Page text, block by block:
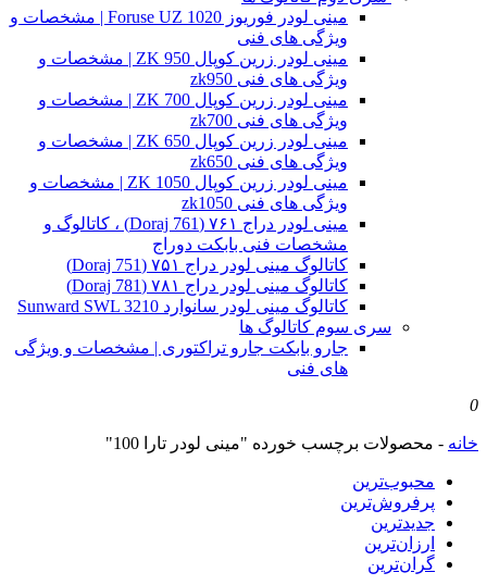
مینی لودر فوریوز Foruse UZ 1020 | مشخصات و
ویژگی های فنی
مینی لودر زرین کوپال ZK 950 | مشخصات و
ویژگی های فنی zk950
مینی لودر زرین کوپال ZK 700 | مشخصات و
ویژگی های فنی zk700
مینی لودر زرین کوپال ZK 650 | مشخصات و
ویژگی های فنی zk650
مینی لودر زرین کوپال ZK 1050 | مشخصات و
ویژگی های فنی zk1050
مینی لودر دراج ۷۶۱ (Doraj 761) ، کاتالوگ و
مشخصات فنی بابکت دوراج
کاتالوگ مینی لودر دراج ۷۵۱ (Doraj 751)
کاتالوگ مینی لودر دراج ۷۸۱ (Doraj 781)
کاتالوگ مینی لودر سانوارد Sunward SWL 3210
سری سوم کاتالوگ ها
جارو بابکت جارو تراکتوری | مشخصات و ویژگی
های فنی
0
خانه - محصولات برچسب خورده "مینی لودر تارا 100"
محبوب‌ترین
پرفروش‌ترین
جدیدترین
ارزان‌ترین
گران‌ترین